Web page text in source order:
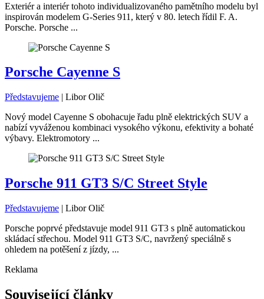
Exteriér a interiér tohoto individualizovaného pamětního modelu byl
inspirován modelem G-Series 911, který v 80. letech řídil F. A.
Porsche. Porsche ...
Porsche Cayenne S
Představujeme | Libor Olič
Nový model Cayenne S obohacuje řadu plně elektrických SUV a
nabízí vyváženou kombinaci vysokého výkonu, efektivity a bohaté
výbavy. Elektromotory ...
Porsche 911 GT3 S/C Street Style
Představujeme | Libor Olič
Porsche poprvé představuje model 911 GT3 s plně automatickou
skládací střechou. Model 911 GT3 S/C, navržený speciálně s
ohledem na potěšení z jízdy, ...
Reklama
Související články